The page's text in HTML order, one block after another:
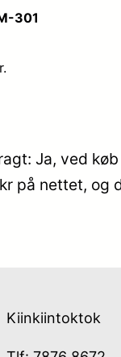
301
Ja, ved
på nettet,
Kiinkiintoktok